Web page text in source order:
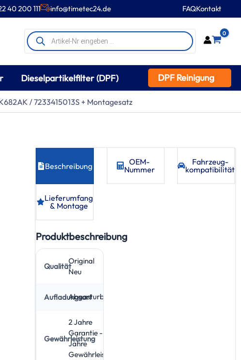
40 200 111 info@timetec24.de FAQKontakt
Products
search
0
Dieselpartikelfilter (DPF) DPF Reinigung
/ 7233415013S + Montagesatz
Beschreibung
OEM-
Nummer
Fahrzeug­
kompatibilität
Lieferumfang
& Montage
Produktbeschreibung
Qualität
Original
Neu
AufladungsartAbgasturbolader
Gewährleistung
2 Jahre
Garantie - 5
Jahre
Gewährleistung